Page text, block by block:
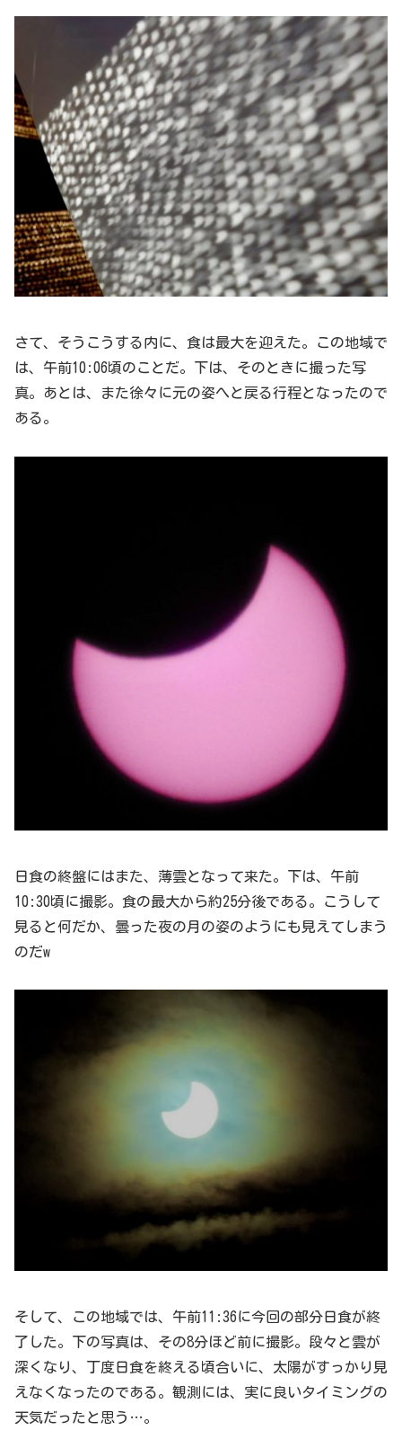
さて、そうこうする内に、食は最大を迎えた。この地域で
は、午前10:06頃のことだ。下は、そのときに撮った写
真。あとは、また徐々に元の姿へと戻る行程となったので
ある。
日食の終盤にはまた、薄雲となって来た。下は、午前
10:30頃に撮影。食の最大から約25分後である。こうして
見ると何だか、曇った夜の月の姿のようにも見えてしまう
のだw
そして、この地域では、午前11:36に今回の部分日食が終
了した。下の写真は、その8分ほど前に撮影。段々と雲が
深くなり、丁度日食を終える頃合いに、太陽がすっかり見
えなくなったのである。観測には、実に良いタイミングの
天気だったと思う…。